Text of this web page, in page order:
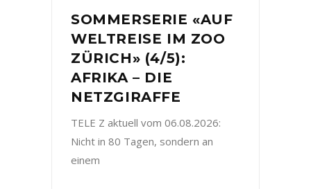
SOMMERSERIE «AUF
WELTREISE IM ZOO
ZÜRICH» (4/5):
AFRIKA – DIE
NETZGIRAFFE
TELE Z aktuell vom 06.08.2026:
Nicht in 80 Tagen, sondern an
einem